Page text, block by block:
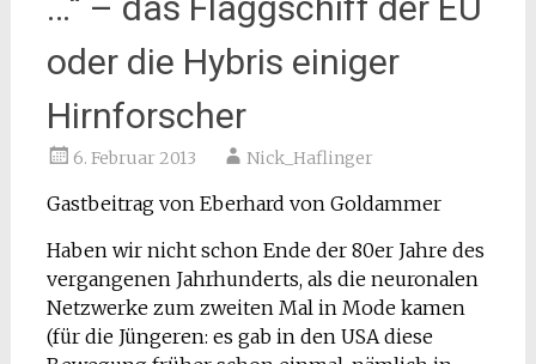
oder die Hybris einiger
Hirnforscher
6. Februar 2013 Nick_Haflinger
Gastbeitrag von Eberhard von Goldammer
Haben wir nicht schon Ende der 80er Jahre des
vergangenen Jahrhunderts, als die neuronalen
Netzwerke zum zweiten Mal in Mode kamen
(für die Jüngeren: es gab in den USA diese